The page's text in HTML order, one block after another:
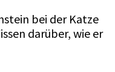
bei der Katze
darüber, wie er